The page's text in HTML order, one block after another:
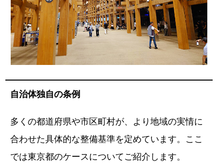
自治体独自の条例
多くの都道府県や市区町村が、より地域の実情に
合わせた具体的な整備基準を定めています。ここ
では東京都のケースについてご紹介します。